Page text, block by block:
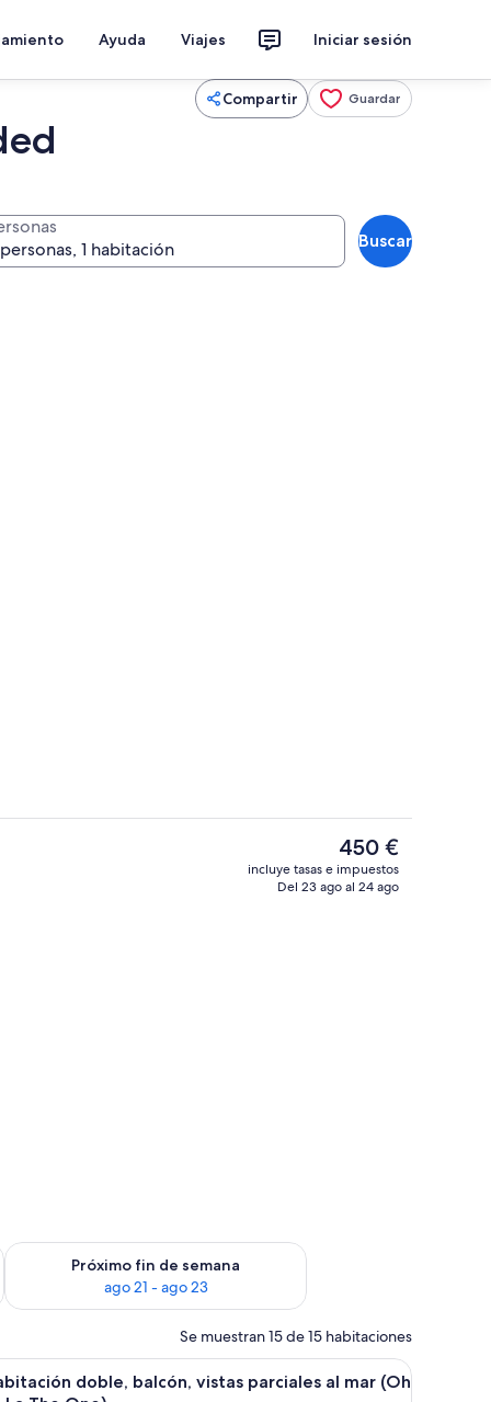
Ayuda Viajes Iniciar sesión
Compartir Guardar
Buscar
Entrada interior
El
precio
actual
450 €
incluye tasas e impuestos
Del 23 ago al 24 ago
semana, ago 14 - ago 16
Próximo fin de semana
ago 21 - ago 23
Consulta la disponibilidad para el próximo fin de semana,
Se muestran 15 de 15 habitaciones
cama grande, un techo decorativo, un balcón con vistas al mar y una
Una habitación de hotel moderna con una
11
doble, balcón, vistas parciales al mar (Oh